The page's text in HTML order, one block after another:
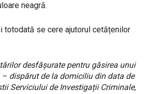
neagră.
totodată se cere ajutorul cetățenilor
desfășurate pentru găsirea unui
dispărut de la domiciliu din data de
Serviciului de Investigații Criminale,